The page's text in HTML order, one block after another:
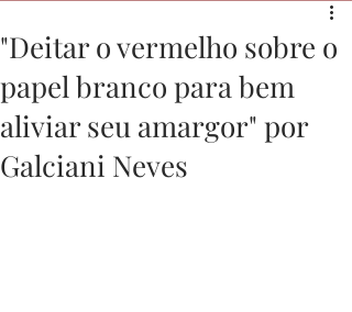
"Deitar o vermelho sobre o
papel branco para bem
aliviar seu amargor" por
Galciani Neves